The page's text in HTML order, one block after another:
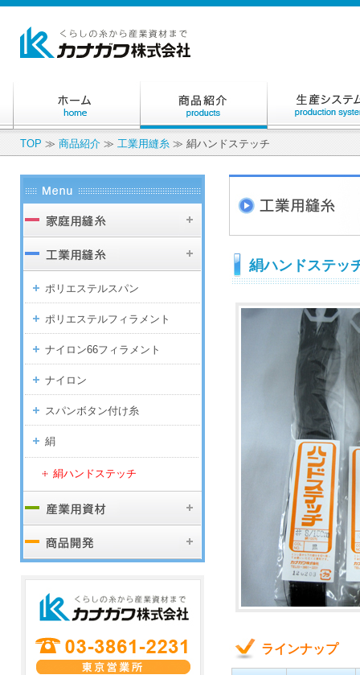
TOP≫商品紹介≫工業用縫糸≫ 絹ハンドステッチ
絹ハンドステッ
ラインナップ
ポリエステルスパン
ポリエステルフィラメント
ナイロン66フィラメント
ナイロン
スパンボタン付け糸
絹
絹ハンドステッチ